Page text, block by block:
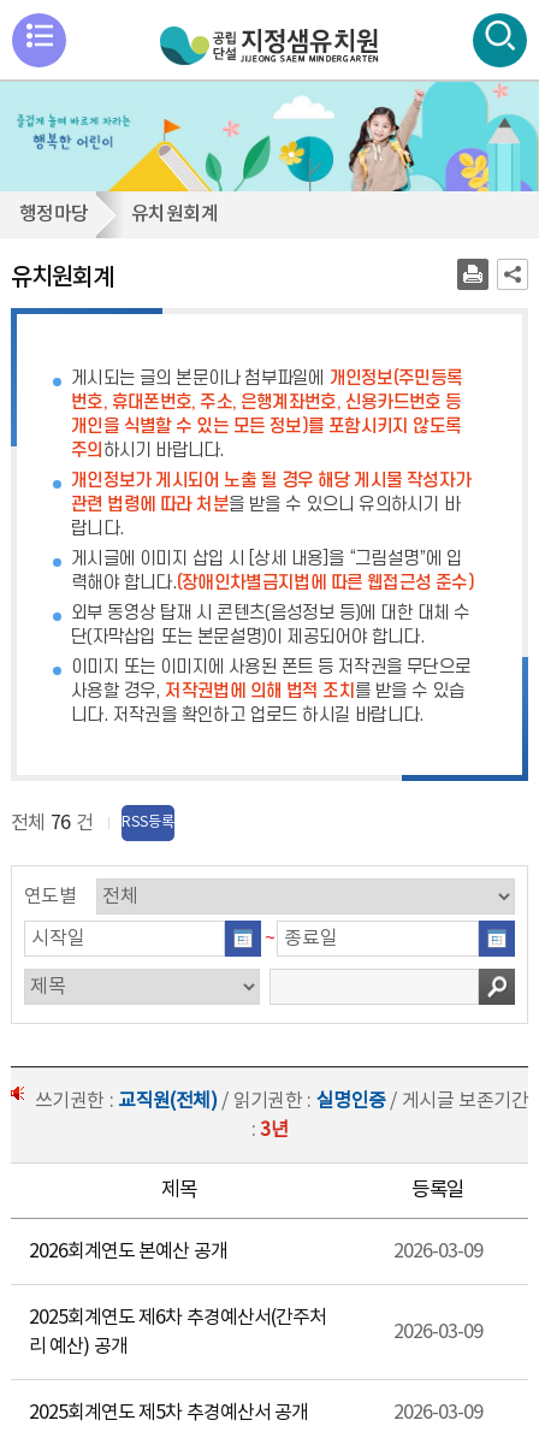
메
뉴
열
기
검색
통
합
색
원
회
행정마당 유치원회계
유치원회계
게시되는 글의 본문이나 첨부파일에 개인정보(주민등록
번호, 휴대폰번호, 주소, 은행계좌번호, 신용카드번호 등
개인을 식별할 수 있는 모든 정보)를 포함시키지 않도록
주의 하시기 바랍니다.
개인정보가 게시되어 노출 될 경우 해당 게시물 작성자가
관련 법령에 따라 처분을 받을 수 있으니 유의하시기 바
랍니다.
게시글에 이미지 삽입 시 [상세 내용]을 “그림설명”에 입
력해야 합니다.(장애인차별금지법에 따른 웹접근성 준수)
외부 동영상 탑재 시 콘텐츠(음성정보 등)에 대한 대체 수
단(자막삽입 또는 본문설명)이 제공되어야 합니다.
이미지 또는 이미지에 사용된 폰트 등 저작권을 무단으로
사용할 경우, 저작권법에 의해 법적 조치 를 받을 수 있습
니다. 저작권을 확인하고 업로드 하시길 바랍니다.
전체 76 건 RSS등록
연도별
~
쓰기권한 : 교직원(전체)/ 읽기권한 : 실명인증/ 게시글 보존기간
:3년
제목 등록일
2026회계연도 본예산 공개 2026-03-09
2025회계연도 제6차 추경예산서(간주처
리 예산) 공개
2026-03-09
2025회계연도 제5차 추경예산서 공개 2026-03-09